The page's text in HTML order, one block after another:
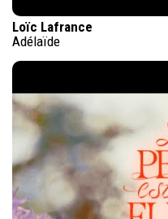
Loïc Lafrance
Adélaïde